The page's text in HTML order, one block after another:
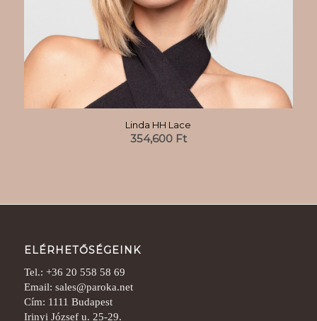
Linda HH Lace
354,600 Ft
ELÉRHETŐSÉGEINK
Tel.: +36 20 558 58 69
Email: sales@paroka.net
Cím: 1111 Budapest
Irinyi József u. 25-29.